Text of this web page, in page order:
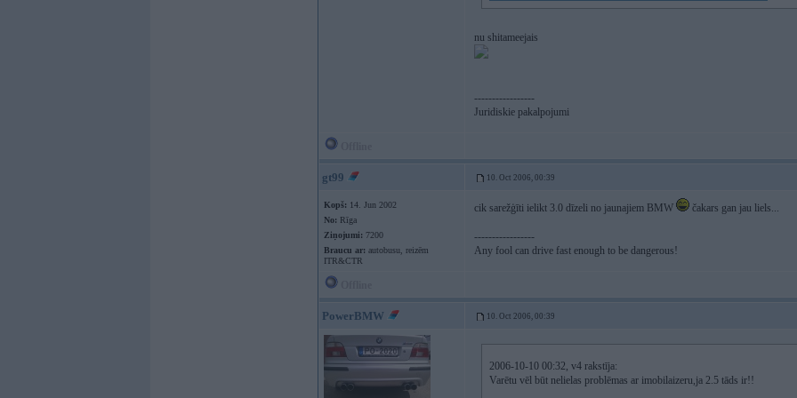
nu shitameejais
-----------------
Juridiskie pakalpojumi
gt99 10. Oct 2006, 00:39
Kopš: 14. Jun 2002
No: Rīga
Ziņojumi: 7200
Braucu ar: autobusu, reizēm
ITR&CTR
cik sarežģīti ielikt 3.0 dīzeli no jaunajiem BMW čakars gan jau liels...
-----------------
Any fool can drive fast enough to be dangerous!
PowerBMW 10. Oct 2006, 00:39
2006-10-10 00:32, v4 rakstīja:
Varētu vēl būt nelielas problēmas ar imobilaizeru,ja 2.5 tāds ir!!